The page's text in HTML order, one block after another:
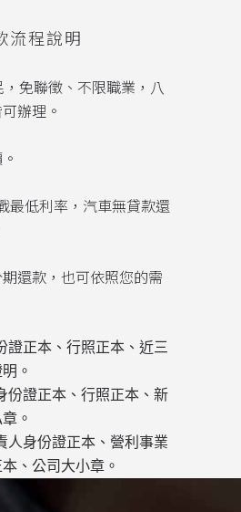
流程說明
免聯徵、不限職業，八
辦理。
最低利率，汽車無貸款還
還款，也可依照您的需
證正本、行照正本、近三
。
份證正本、行照正本、新
。
人身份證正本、營利事業
、公司大小章。